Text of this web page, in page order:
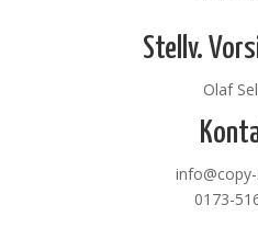
Stellv.
Olaf
0173-